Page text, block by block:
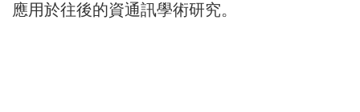
應用於往後的資通訊學術研究。